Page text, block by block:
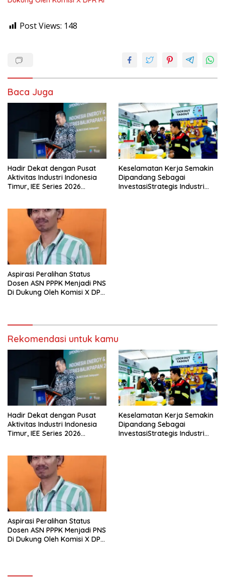
Post Views: 148
Baca Juga
Hadir Dekat dengan Pusat
Aktivitas Industri Indonesia
Timur, IEE Series 2026
Keselamatan Kerja Semakin
Dipandang Sebagai
InvestasiStrategis Industri
Aspirasi Peralihan Status
Dosen ASN PPPK Menjadi PNS
Di Dukung Oleh Komisi X DPR
Rekomendasi untuk kamu
Hadir Dekat dengan Pusat
Aktivitas Industri Indonesia
Timur, IEE Series 2026
Keselamatan Kerja Semakin
Dipandang Sebagai
InvestasiStrategis Industri
Aspirasi Peralihan Status
Dosen ASN PPPK Menjadi PNS
Di Dukung Oleh Komisi X DPR